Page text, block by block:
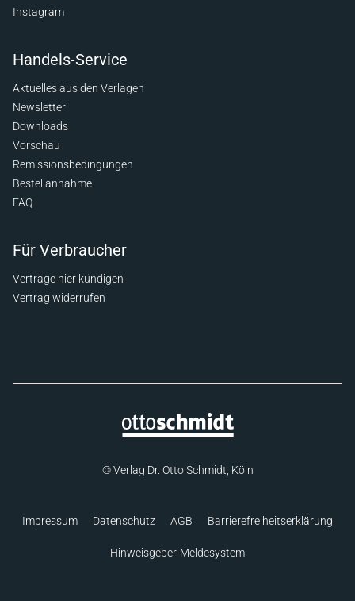
Instagram
Handels-Service
Aktuelles aus den Verlagen
Newsletter
Downloads
Vorschau
Remissionsbedingungen
Bestellannahme
FAQ
Für Verbraucher
Verträge hier kündigen
Vertrag widerrufen
© Verlag Dr. Otto Schmidt, Köln
Impressum Datenschutz AGB Barrierefreiheitserklärung
Hinweisgeber-Meldesystem